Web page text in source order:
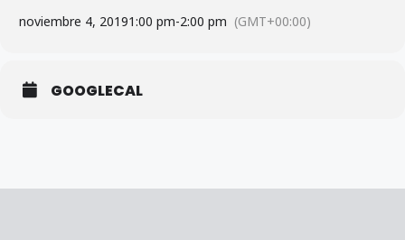
noviembre 4, 20191:00 pm-2:00 pm (GMT+00:00)
GOOGLECAL